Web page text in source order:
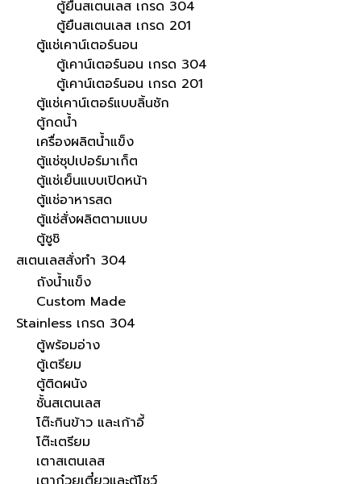
ตู้ยืนสเตนเลส เกรด 304
ตู้ยืนสเตนเลส เกรด 201
ตู้แช่เคาน์เตอร์นอน
ตู้เคาน์เตอร์นอน เกรด 304
ตู้เคาน์เตอร์นอน เกรด 201
ตู้แช่เคาน์เตอร์แบบลิ้นชัก
ตู้กดน้ำ
เครื่องผลิตน้ำแข็ง
ตู้แช่ซุปเปอร์มาเก็ต
ตู้แช่เย็นแบบเปิดหน้า
ตู้แช่อาหารสด
ตู้แช่สั่งผลิตตามแบบ
ตู้ซูชิ
สเตนเลสสั่งทำ 304
ถังน้ำแข็ง
Custom Made
Stainless เกรด 304
ตู้พร้อมอ่าง
ตู้เตรียม
ตู้ติดผนัง
ชั้นสเตนเลส
โต๊ะกินข้าว และเก้าอี้
โต๊ะเตรียม
เตาสเตนเลส